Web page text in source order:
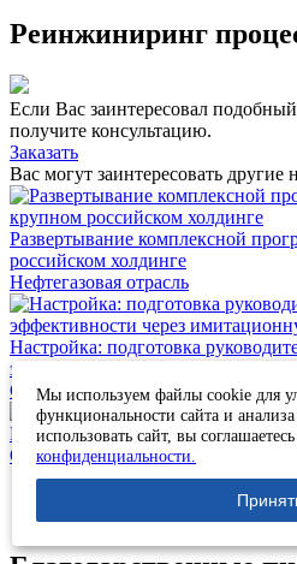
Реинжиниринг
Если Вас заинтересовал
получите консультацию.
Заказать
Вас могут заинтересовать
Развертывание комплексной
российском холдинге
Нефтегазовая отрасль
Настройка: подготовка
эффективности через
Строительство
Как в Магнитогорске появилась
Образование
Мы используем файлы cookie для
функциональности сайта и
использовать сайт, вы
конфиденциальности.